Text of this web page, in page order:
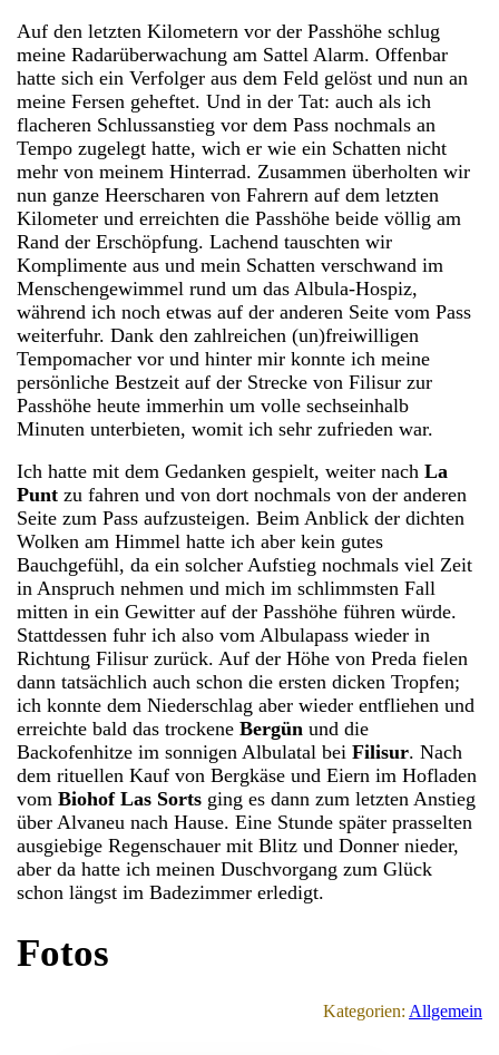
Auf den letzten Kilometern vor der Passhöhe schlug
meine Radarüberwachung am Sattel Alarm. Offenbar
hatte sich ein Verfolger aus dem Feld gelöst und nun an
meine Fersen geheftet. Und in der Tat: auch als ich
flacheren Schlussanstieg vor dem Pass nochmals an
Tempo zugelegt hatte, wich er wie ein Schatten nicht
mehr von meinem Hinterrad. Zusammen überholten wir
nun ganze Heerscharen von Fahrern auf dem letzten
Kilometer und erreichten die Passhöhe beide völlig am
Rand der Erschöpfung. Lachend tauschten wir
Komplimente aus und mein Schatten verschwand im
Menschengewimmel rund um das Albula-Hospiz,
während ich noch etwas auf der anderen Seite vom Pass
weiterfuhr. Dank den zahlreichen (un)freiwilligen
Tempomacher vor und hinter mir konnte ich meine
persönliche Bestzeit auf der Strecke von Filisur zur
Passhöhe heute immerhin um volle sechseinhalb
Minuten unterbieten, womit ich sehr zufrieden war.
Ich hatte mit dem Gedanken gespielt, weiter nachLa
Punt zu fahren und von dort nochmals von der anderen
Seite zum Pass aufzusteigen. Beim Anblick der dichten
Wolken am Himmel hatte ich aber kein gutes
Bauchgefühl, da ein solcher Aufstieg nochmals viel Zeit
in Anspruch nehmen und mich im schlimmsten Fall
mitten in ein Gewitter auf der Passhöhe führen würde.
Stattdessen fuhr ich also vom Albulapass wieder in
Richtung Filisur zurück. Auf der Höhe von Preda fielen
dann tatsächlich auch schon die ersten dicken Tropfen;
ich konnte dem Niederschlag aber wieder entfliehen und
erreichte bald das trockeneBergün und die
Backofenhitze im sonnigen Albulatal beiFilisur. Nach
dem rituellen Kauf von Bergkäse und Eiern im Hofladen
vomBiohof Las Sorts ging es dann zum letzten Anstieg
über Alvaneu nach Hause. Eine Stunde später prasselten
ausgiebige Regenschauer mit Blitz und Donner nieder,
aber da hatte ich meinen Duschvorgang zum Glück
schon längst im Badezimmer erledigt.
Fotos
Kategorien: Allgemein